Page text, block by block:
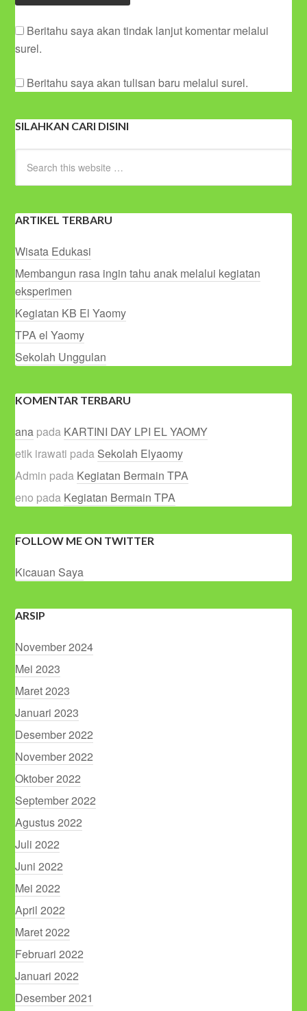
Beritahu saya akan tindak lanjut komentar melalui
surel.
Beritahu saya akan tulisan baru melalui surel.
SILAHKAN CARI DISINI
ARTIKEL TERBARU
Wisata Edukasi
Membangun rasa ingin tahu anak melalui kegiatan
eksperimen
Kegiatan KB El Yaomy
TPA el Yaomy
Sekolah Unggulan
KOMENTAR TERBARU
ana pada KARTINI DAY LPI EL YAOMY
etik irawati pada Sekolah Elyaomy
Admin pada Kegiatan Bermain TPA
eno pada Kegiatan Bermain TPA
FOLLOW ME ON TWITTER
Kicauan Saya
ARSIP
November 2024
Mei 2023
Maret 2023
Januari 2023
Desember 2022
November 2022
Oktober 2022
September 2022
Agustus 2022
Juli 2022
Juni 2022
Mei 2022
April 2022
Maret 2022
Februari 2022
Januari 2022
Desember 2021